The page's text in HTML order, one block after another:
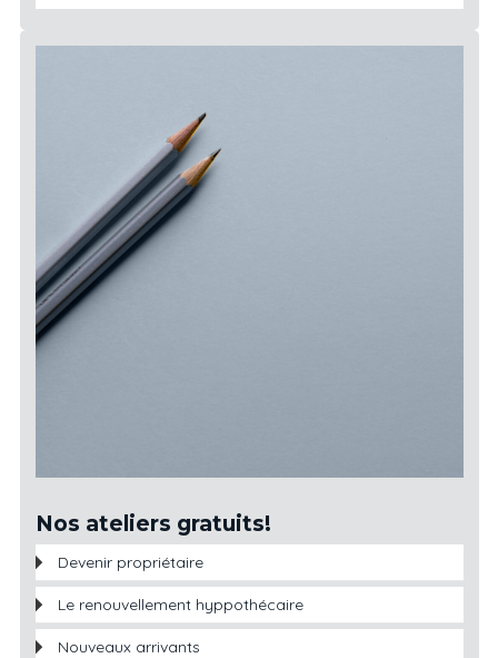
Nos ateliers gratuits!
Devenir propriétaire
Le renouvellement hyppothécaire
Nouveaux arrivants